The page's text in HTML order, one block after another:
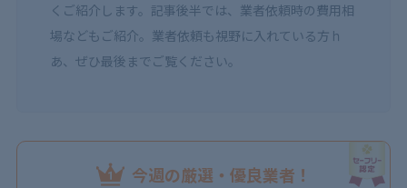
くご紹介します。記事後半では、業者依頼時の費用相
場などもご紹介。業者依頼も視野に入れている方ｈ
あ、ぜひ最後までご覧ください。
今週の厳選・優良業者！